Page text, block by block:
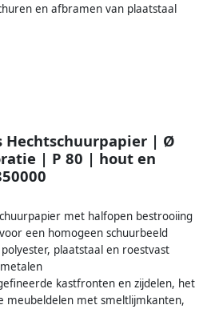
en afbramen van plaatstaal
Hechtschuurpapier | Ø
| P 80 | hout en
met halfopen bestrooiing
een homogeen schuurbeeld
plaatstaal en roestvast
kastfronten en zijdelen, het
meubeldelen met smeltlijmkanten,